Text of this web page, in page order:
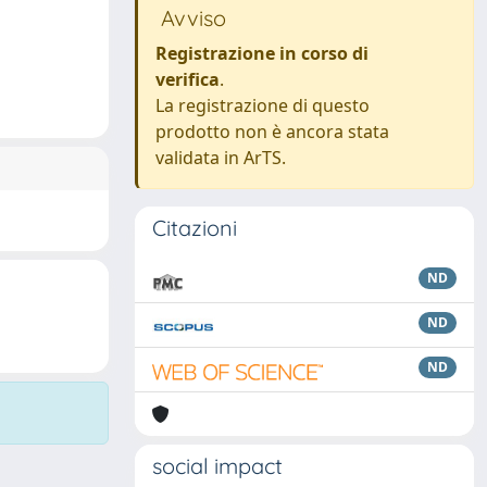
Avviso
Registrazione in corso di
verifica.
La registrazione di questo
prodotto non è ancora stata
validata in ArTS.
Citazioni
ND
ND
ND
social impact